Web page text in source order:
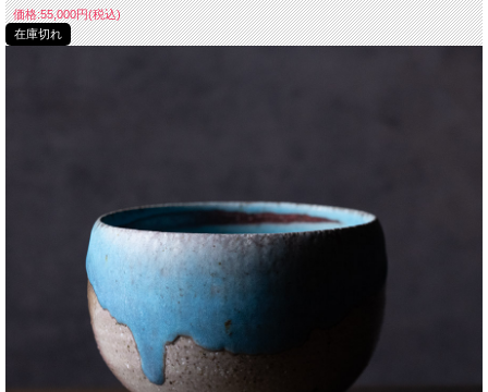
価格:55,000円(税込)
在庫切れ